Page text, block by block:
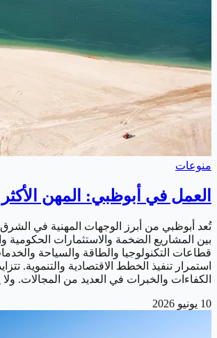
منوعات
العمل في أبوظبي: المهن الأكثر
تُعد أبوظبي من أبرز الوجهات المهنية في
بين المشاريع الضخمة والاستثمارات الحكومية
قطاعات التكنولوجيا والطاقة والسياحة
استمرار تنفيذ الخطط الاقتصادية والتنموية.
الكفاءات والخبرات في العديد من المجالات.
10 يونيو 2026